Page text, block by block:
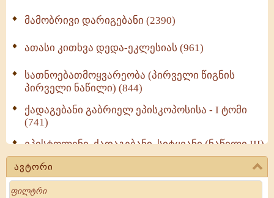
მამობრივი დარიგებანი (2390)
ათასი კითხვა დედა-ეკლესიას (961)
სათნოებათმოყვარეობა (პირველი წიგნის
პირველი ნაწილი) (844)
ქადაგებანი გაბრიელ ეპისკოპოსისა - I ტომი
(741)
ეპისტოლენი, ქადაგებანი, სიტყვანი (ნაწილი III)
(723)
მოძღვრის ძალზე სასარგებლო რჩევები
მრევლისათვის (545)
ავტორი
Search